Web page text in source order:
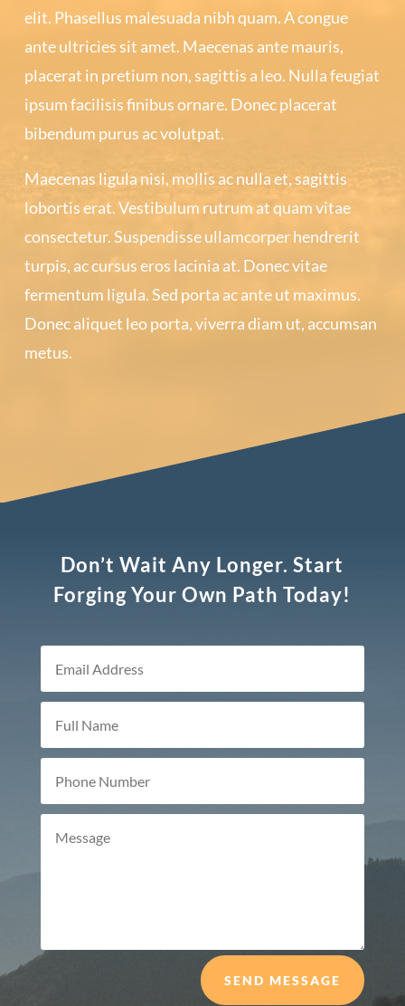
elit. Phasellus malesuada nibh quam. A congue
ante ultricies sit amet. Maecenas ante mauris,
placerat in pretium non, sagittis a leo. Nulla feugiat
ipsum facilisis finibus ornare. Donec placerat
bibendum purus ac volutpat.
Maecenas ligula nisi, mollis ac nulla et, sagittis
lobortis erat. Vestibulum rutrum at quam vitae
consectetur. Suspendisse ullamcorper hendrerit
turpis, ac cursus eros lacinia at. Donec vitae
fermentum ligula. Sed porta ac ante ut maximus.
Donec aliquet leo porta, viverra diam ut, accumsan
metus.
Don’t Wait Any Longer. Start
Forging Your Own Path Today!
SEND MESSAGE